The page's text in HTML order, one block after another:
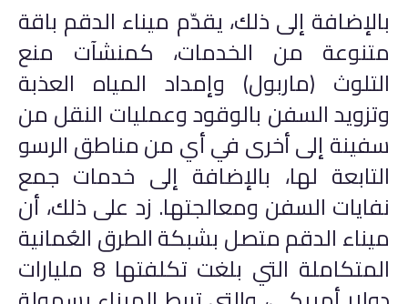
بالإضافة إلى ذلك، يقدّم ميناء الدقم باقة
متنوعة من الخدمات، كمنشآت منع
التلوث (ماربول) وإمداد المياه العذبة
وتزويد السفن بالوقود وعمليات النقل من
سفينة إلى أخرى في أي من مناطق الرسو
التابعة لها، بالإضافة إلى خدمات جمع
نفايات السفن ومعالجتها. زد على ذلك، أن
ميناء الدقم متصل بشبكة الطرق العُمانية
المتكاملة التي بلغت تكلفتها 8 مليارات